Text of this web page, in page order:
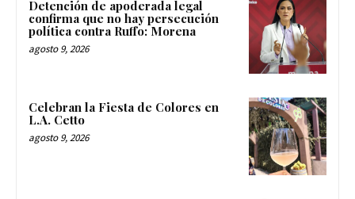
Detención de apoderada legal
confirma que no hay persecución
política contra Ruffo: Morena
agosto 9, 2026
Celebran la Fiesta de Colores en
L.A. Cetto
agosto 9, 2026